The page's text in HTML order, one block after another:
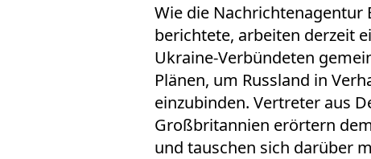
Wie die
berichtete, arbeiten derzeit
Ukraine-Verbündeten
Plänen, um Russland in
einzubinden. Vertreter aus
Großbritannien erörtern
und tauschen sich darüber